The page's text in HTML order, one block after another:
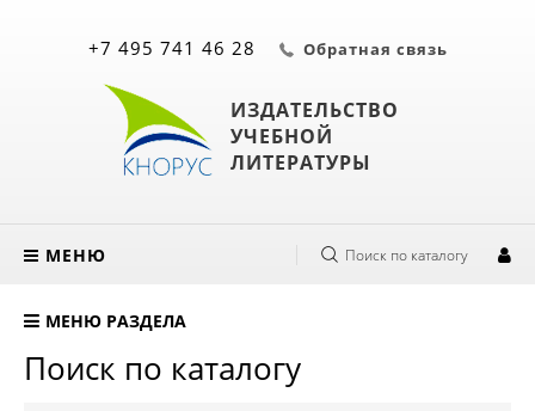
ИЗДАТЕЛЬСТВО
УЧЕБНОЙ
ЛИТЕРАТУРЫ
+7 495 741 46 28 Обратная связь
МЕНЮ Поиск по каталогу
МЕНЮ РАЗДЕЛА
Поиск по каталогу